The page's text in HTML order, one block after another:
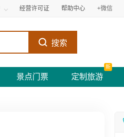
经营许可证 帮助中心 +微信
搜索
景点门票 定制旅游
新